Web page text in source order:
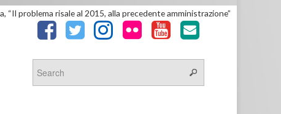
“Il problema risale al 2015, alla precedente amministrazione”